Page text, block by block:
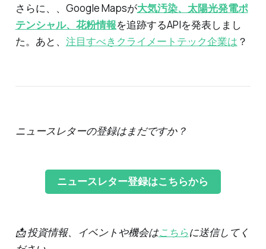
さらに、、Google Mapsが大気汚染、太陽光発電ポ
テンシャル、花粉情報を追跡するAPIを発表しまし
た。あと、 注目すべきクライメートテック企業は ？
ニュースレターの登録はまだですか？
ニュースレター登録はこちらから
📩 投資情報、イベントや機会はこちらに送信してく